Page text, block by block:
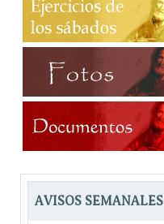
AVISOS SEMANALES